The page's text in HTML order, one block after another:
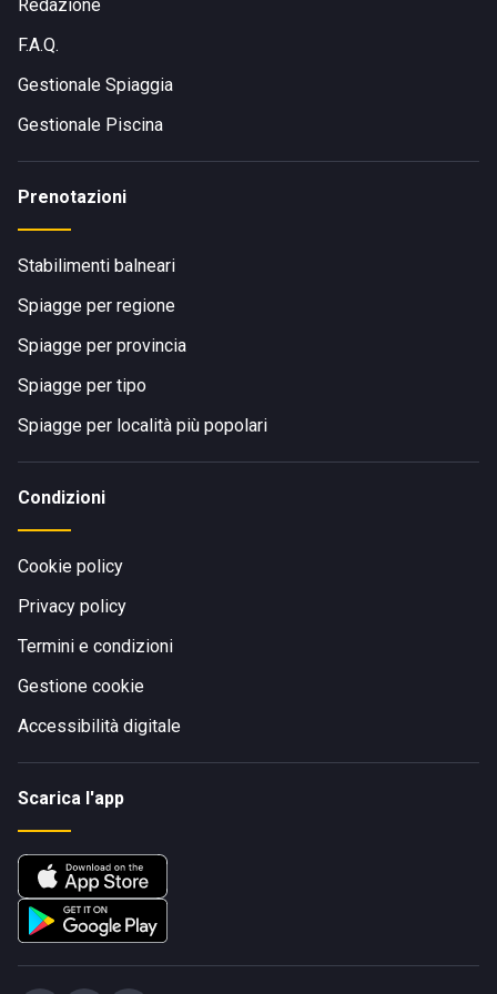
Redazione
F.A.Q.
Gestionale Spiaggia
Gestionale Piscina
Prenotazioni
Stabilimenti balneari
Spiagge per regione
Spiagge per provincia
Spiagge per tipo
Spiagge per località più popolari
Condizioni
Cookie policy
Privacy policy
Termini e condizioni
Gestione cookie
Accessibilità digitale
Scarica l'app